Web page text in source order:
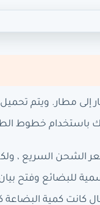
مطار. ويتم تحميل
باستخدام خطوط
الشحن السريع ،
للبضائع وفتح
كانت كمية البضاعة